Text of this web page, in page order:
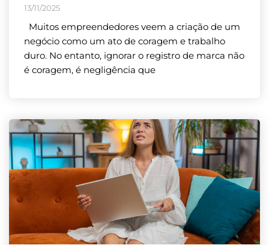
13/11/2025
Muitos empreendedores veem a criação de um
negócio como um ato de coragem e trabalho
duro. No entanto, ignorar o registro de marca não
é coragem, é negligência que